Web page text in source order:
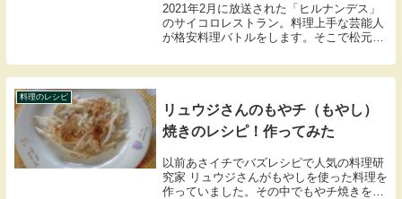
2021年2月に放送された「ヒルナンデス」
のサイコロレストラン。料理上手な芸能人
が格安料理バトルをします。そこで松元絵
ームパスタがヘルシーでおいしそうだった
ので作ってみました。
料理のレシピ
リュウジさんのもやチ（もやし）
焼きのレシピ！作ってみた
以前あさイチでバズレシピで人気の料理研
究家 リュウジさんがもやしを使った料理を
作っていました。その中でもやチ焼きを実